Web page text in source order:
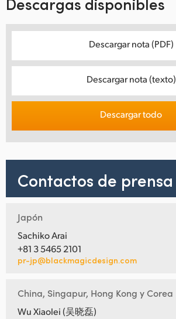
Descargar nota (PDF)
Descargar nota (texto)
Descargar todo
Contactos de prensa
Japón
Sachiko Arai
+81 3 5465 2101
pr-jp@blackmagicdesign.com
China, Singapur, Hong Kong y Corea
Wu Xiaolei (吴晓磊)